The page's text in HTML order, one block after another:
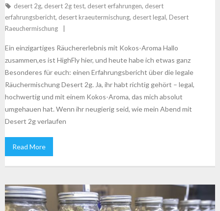
desert 2g, desert 2g test, desert erfahrungen, desert
erfahrungsbericht, desert kraeutermischung, desert legal, Desert
Raeuchermischung
Ein einzigartiges Räuchererlebnis mit Kokos-Aroma Hallo
zusammen,es ist HighFly hier, und heute habe ich etwas ganz
Besonderes für euch: einen Erfahrungsbericht über die legale
Räuchermischung Desert 2g. Ja, ihr habt richtig gehört – legal,
hochwertig und mit einem Kokos-Aroma, das mich absolut
umgehauen hat. Wenn ihr neugierig seid, wie mein Abend mit
Desert 2g verlaufen
Read More